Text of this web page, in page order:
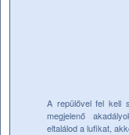
A repülővel fel kell
megjelenő
eltalálod a lufikat,